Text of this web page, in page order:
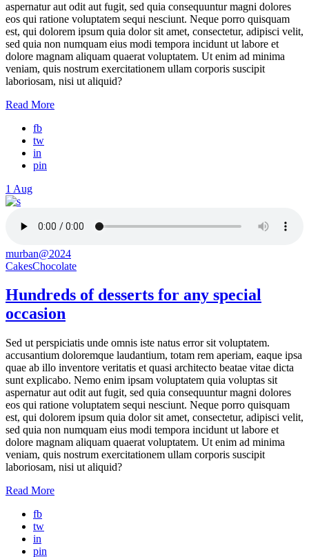
aspernatur aut odit aut fugit, sed quia consequuntur magni dolores
eos qui ratione voluptatem sequi nesciunt. Neque porro quisquam
est, qui dolorem ipsum quia dolor sit amet, consectetur, adipisci velit,
sed quia non numquam eius modi tempora incidunt ut labore et
dolore magnam aliquam quaerat voluptatem. Ut enim ad minima
veniam, quis nostrum exercitationem ullam corporis suscipit
laboriosam, nisi ut aliquid?
Read More
fb
tw
in
pin
1 Aug
murban@2024
CakesChocolate
Hundreds of desserts for any special
occasion
Sed ut perspiciatis unde omnis iste natus error sit voluptatem.
accusantium doloremque laudantium, totam rem aperiam, eaque ipsa
quae ab illo inventore veritatis et quasi architecto beatae vitae dicta
sunt explicabo. Nemo enim ipsam voluptatem quia voluptas sit
aspernatur aut odit aut fugit, sed quia consequuntur magni dolores
eos qui ratione voluptatem sequi nesciunt. Neque porro quisquam
est, qui dolorem ipsum quia dolor sit amet, consectetur, adipisci velit,
sed quia non numquam eius modi tempora incidunt ut labore et
dolore magnam aliquam quaerat voluptatem. Ut enim ad minima
veniam, quis nostrum exercitationem ullam corporis suscipit
laboriosam, nisi ut aliquid?
Read More
fb
tw
in
pin